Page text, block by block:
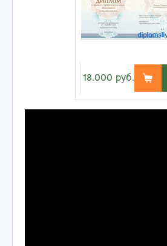
18.000 руб.